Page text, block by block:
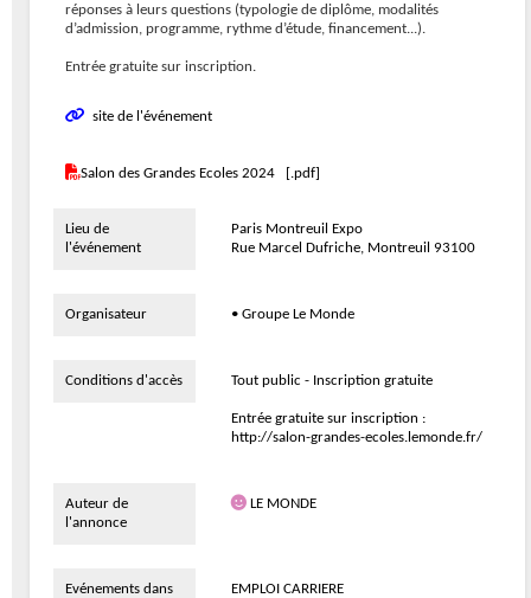
réponses à leurs questions (typologie de diplôme, modalités
d’admission, programme, rythme d’étude, financement...).
Entrée gratuite sur inscription.
site de l'événement
Salon des Grandes Ecoles 2024 [.pdf]
Lieu de
l'événement
Paris Montreuil Expo
Rue Marcel Dufriche, Montreuil 93100
Organisateur • Groupe Le Monde
Conditions d'accès Tout public - Inscription gratuite
Entrée gratuite sur inscription :
http://salon-grandes-ecoles.lemonde.fr/
Auteur de
l'annonce
LE MONDE
Evénements dans
EMPLOI CARRIERE